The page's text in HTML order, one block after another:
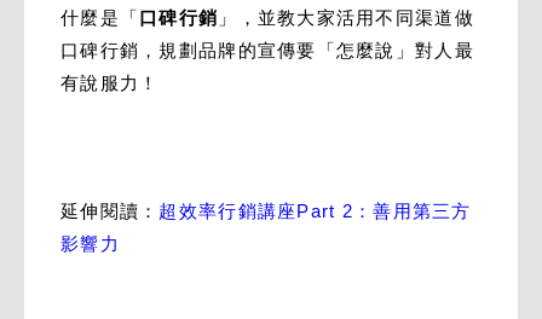
什麼是「口碑行銷 」，並教大家活用不同渠道做
口碑行銷，規劃品牌的宣傳要「怎麼說」對人最
有說服力！
延伸閱讀： 超效率行銷講座Part 2：善用第三方
影響力